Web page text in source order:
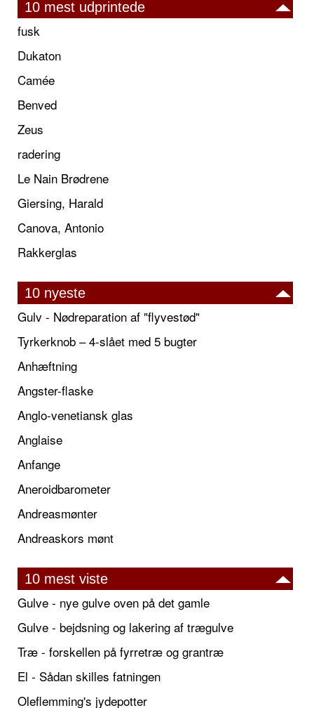
10 mest udprintede
fusk
Dukaton
Camée
Benved
Zeus
radering
Le Nain Brødrene
Giersing, Harald
Canova, Antonio
Rakkerglas
10 nyeste
Gulv - Nødreparation af "flyvestød"
Tyrkerknob – 4-slået med 5 bugter
Anhæftning
Angster-flaske
Anglo-venetiansk glas
Anglaise
Anfange
Aneroidbarometer
Andreasmønter
Andreaskors mønt
10 mest viste
Gulve - nye gulve oven på det gamle
Gulve - bejdsning og lakering af trægulve
Træ - forskellen på fyrretræ og grantræ
El - Sådan skilles fatningen
Oleflemming's jydepotter